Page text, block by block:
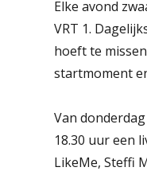
Elke avond
VRT 1.
hoeft te
startmoment
Van
18.30 uur een
LikeMe, Steffi